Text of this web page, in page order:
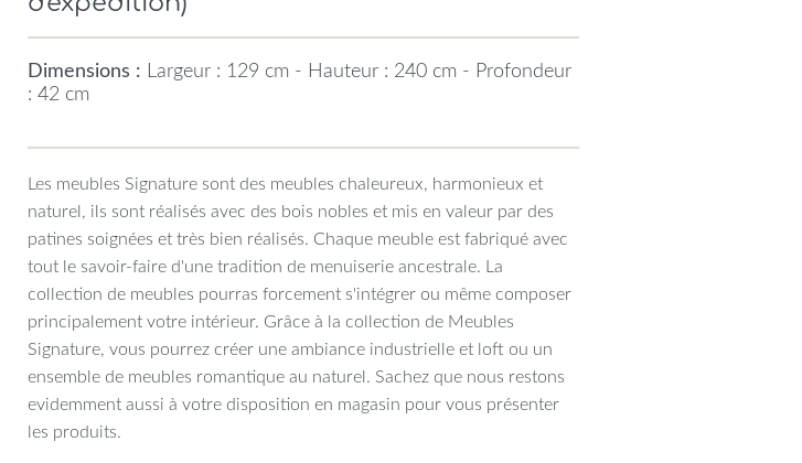
Dimensions : Largeur : 129 cm - Hauteur : 240 cm - Profondeur
: 42 cm
Les meubles Signature sont des meubles chaleureux, harmonieux et
naturel, ils sont réalisés avec des bois nobles et mis en valeur par des
patines soignées et très bien réalisés. Chaque meuble est fabriqué avec
tout le savoir-faire d'une tradition de menuiserie ancestrale. La
collection de meubles pourras forcement s'intégrer ou même composer
principalement votre intérieur. Grâce à la collection de Meubles
Signature, vous pourrez créer une ambiance industrielle et loft ou un
ensemble de meubles romantique au naturel. Sachez que nous restons
evidemment aussi à votre disposition en magasin pour vous présenter
les produits.